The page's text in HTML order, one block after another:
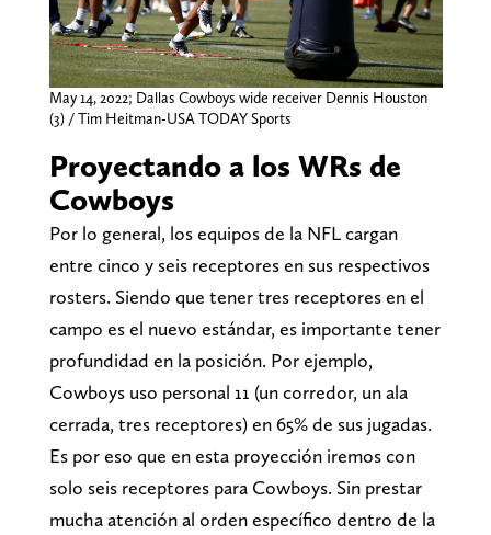
May 14, 2022; Dallas Cowboys wide receiver Dennis Houston
(3) / Tim Heitman-USA TODAY Sports
Proyectando a los WRs de
Cowboys
Por lo general, los equipos de la NFL cargan
entre cinco y seis receptores en sus respectivos
rosters. Siendo que tener tres receptores en el
campo es el nuevo estándar, es importante tener
profundidad en la posición. Por ejemplo,
Cowboys uso personal 11 (un corredor, un ala
cerrada, tres receptores) en 65% de sus jugadas.
Es por eso que en esta proyección iremos con
solo seis receptores para Cowboys. Sin prestar
mucha atención al orden específico dentro de la